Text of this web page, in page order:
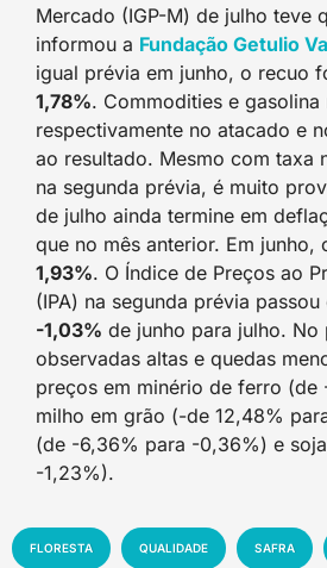
Mercado (IGP-M) de julho teve
informou a Fundação Getulio
igual prévia em junho, o recuo
1,78%. Commodities e gasolina
respectivamente no atacado e
ao resultado. Mesmo com taxa
na segunda prévia, é muito
de julho ainda termine em
que no mês anterior. Em junho,
1,93%. O Índice de Preços ao
(IPA) na segunda prévia passou
-1,03% de junho para julho.
observadas altas e quedas
preços em minério de ferro (de
milho em grão (-de 12,48%
(de -6,36% para -0,36%) e
-1,23%).
FLORESTA QUALIDADE SAFRA